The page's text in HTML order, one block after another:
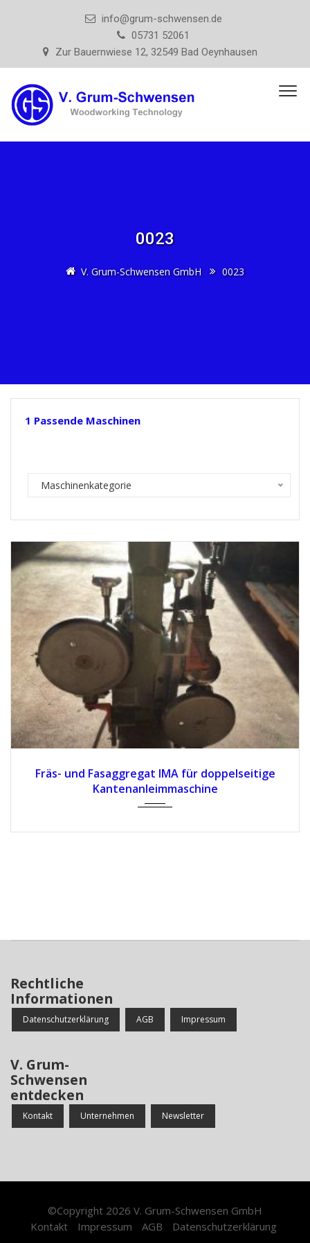
info@grum-schwensen.de
05731 52061
Zur Bauernwiese 12, 32549 Bad Oeynhausen
0023
V. Grum-Schwensen GmbH 0023
1 Passende Maschinen
Maschinenkategorie
Fräs- und Fasaggregat IMA für doppelseitige
Kantenanleimmaschine
Rechtliche
Informationen
Datenschutzerklärung AGB Impressum
V. Grum-
Schwensen
entdecken
Kontakt Unternehmen Newsletter
©Copyright 2026 V. Grum-Schwensen GmbH
Kontakt
Impressum AGB Datenschutzerklärung